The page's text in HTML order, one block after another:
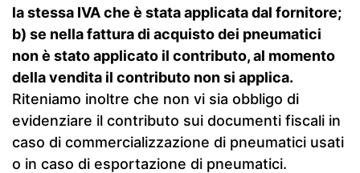
la stessa IVA che è stata applicata dal fornitore;
b) se nella fattura di acquisto dei pneumatici
non è stato applicato il contributo, al momento
della vendita il contributo non si applica.
Riteniamo inoltre che non vi sia obbligo di
evidenziare il contributo sui documenti fiscali in
caso di commercializzazione di pneumatici usati
o in caso di esportazione di pneumatici.